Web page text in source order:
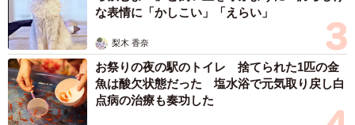
な表情に「かしこい」「えらい」
梨木 香奈
お祭りの夜の駅のトイレ 捨てられた1匹の金
魚は酸欠状態だった 塩水浴で元気取り戻し白
点病の治療も奏功した